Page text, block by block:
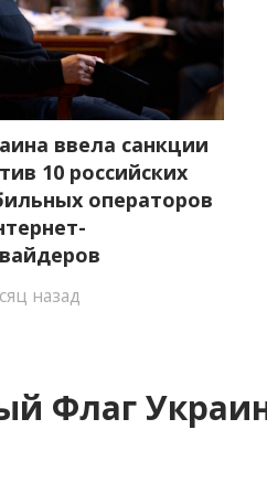
ввела санкции
10 российских
операторов
назад
Флаг